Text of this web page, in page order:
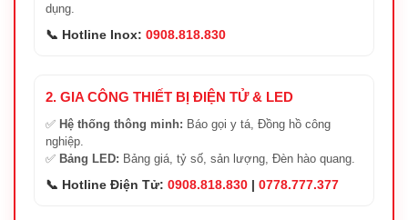
dụng.
📞 Hotline Inox: 0908.818.830
2. GIA CÔNG THIẾT BỊ ĐIỆN TỬ & LED
✅ Hệ thống thông minh: Báo gọi y tá, Đồng hồ công
nghiệp.
✅ Bảng LED: Bảng giá, tỷ số, sản lượng, Đèn hào quang.
📞 Hotline Điện Tử: 0908.818.830 | 0778.777.377